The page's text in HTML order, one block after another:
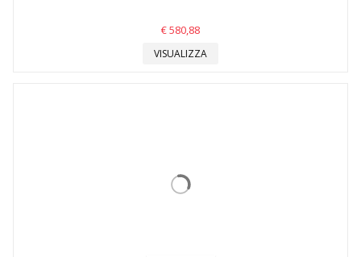
€ 580,88
VISUALIZZA